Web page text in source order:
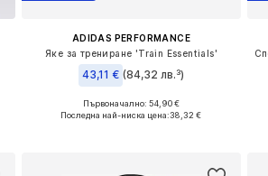
ADIDAS PERFORMANCE
Яке за трениране 'Train Essentials'
43,11 € (84,32 лв.³)
Първоначално: 54,90 €
Последна най-ниска цена:38,32 €